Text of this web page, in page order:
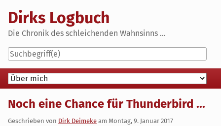
content
Dirks Logbuch
Die Chronik des schleichenden Wahnsinns ...
Navigation
Noch eine Chance für Thunderbird ...
Geschrieben von Dirk Deimeke am Montag, 9. Januar 2017